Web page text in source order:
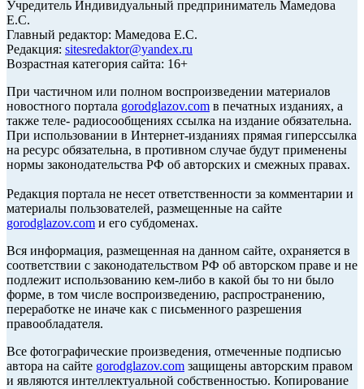
Учредитель Индивидуальный предприниматель Мамедова
Е.С.
Главный редактор: Мамедова Е.С.
Редакция: sitesredaktor@yandex.ru
Возрастная категория сайта: 16+
При частичном или полном воспроизведении материалов
новостного портала gorodglazov.com в печатных изданиях, а
также теле- радиосообщениях ссылка на издание обязательна.
При использовании в Интернет-изданиях прямая гиперссылка
на ресурс обязательна, в противном случае будут применены
нормы законодательства РФ об авторских и смежных правах.
Редакция портала не несет ответственности за комментарии и
материалы пользователей, размещенные на сайте
gorodglazov.com и его субдоменах.
Вся информация, размещенная на данном сайте, охраняется в
соответствии с законодательством РФ об авторском праве и не
подлежит использованию кем-либо в какой бы то ни было
форме, в том числе воспроизведению, распространению,
переработке не иначе как с письменного разрешения
правообладателя.
Все фотографические произведения, отмеченные подписью
автора на сайте gorodglazov.com защищены авторским правом
и являются интеллектуальной собственностью. Копирование